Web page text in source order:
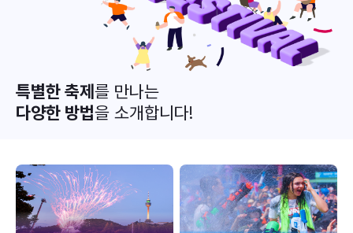
특별한 축제를 만나는
다양한 방법을 소개합니다!